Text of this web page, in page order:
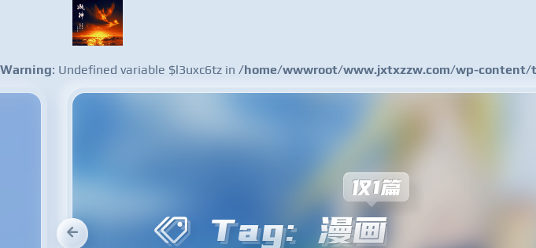
Warning: Undefined variable $l3uxc6tz in /home/wwwroot/www.jxtxzzw.com/wp-